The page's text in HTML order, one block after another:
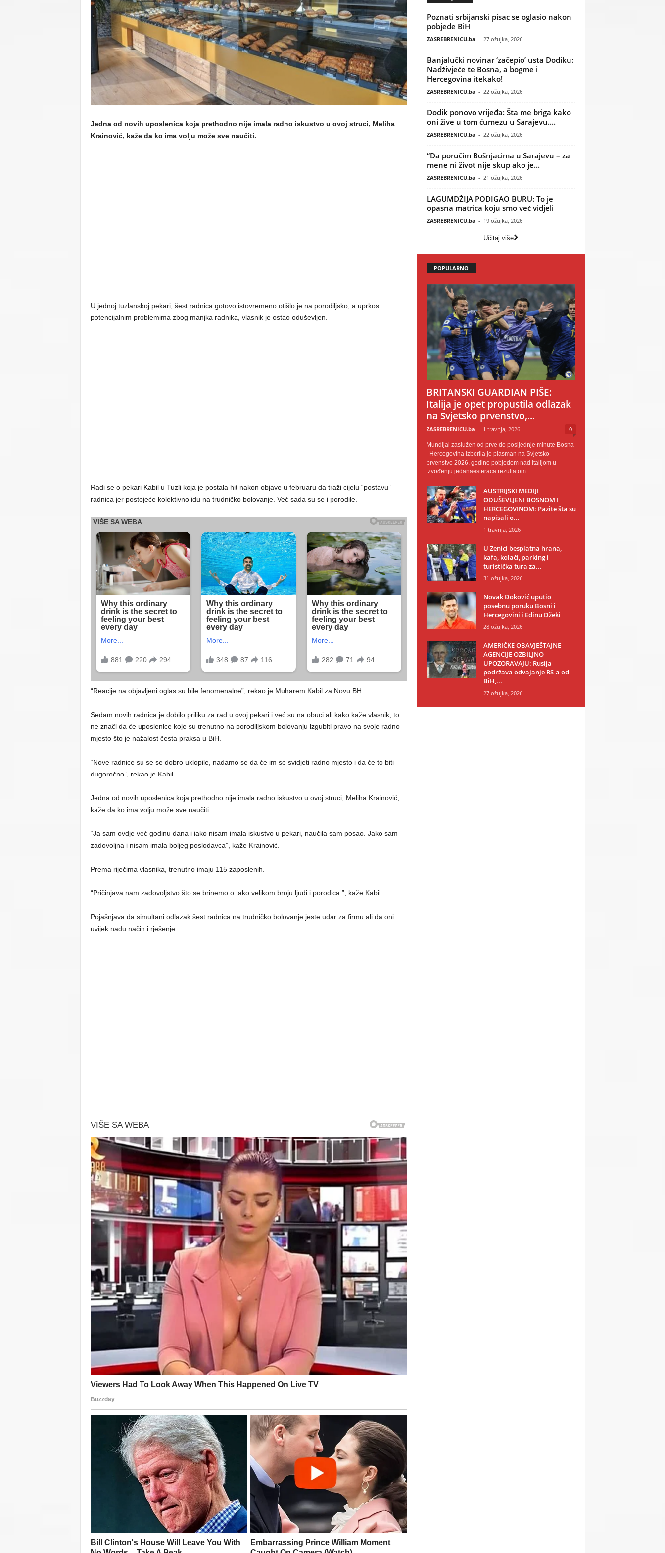
C
U
Jedna od novih uposlenica koja prethodno nije imala radno iskustvo u ovoj struci, Meliha
Krainović, kaže da ko ima volju može sve naučiti.
U jednoj tuzlanskoj pekari, šest radnica gotovo istovremeno otišlo je na porodiljsko, a uprkos
potencijalnim problemima zbog manjka radnika, vlasnik je ostao oduševljen.
Radi se o pekari Kabil u Tuzli koja je postala hit nakon objave u februaru da traži cijelu “postavu”
radnica jer postojeće kolektivno idu na trudničko bolovanje. Već sada su se i porodile.
“Reacije na objavljeni oglas su bile fenomenalne”, rekao je Muharem Kabil za Novu BH.
Sedam novih radnica je dobilo priliku za rad u ovoj pekari i već su na obuci ali kako kaže vlasnik, to
ne znači da će uposlenice koje su trenutno na porodiljskom bolovanju izgubiti pravo na svoje radno
mjesto što je nažalost česta praksa u BiH.
“Nove radnice su se se dobro uklopile, nadamo se da će im se svidjeti radno mjesto i da će to biti
dugoročno”, rekao je Kabil.
Jedna od novih uposlenica koja prethodno nije imala radno iskustvo u ovoj struci, Meliha Krainović,
kaže da ko ima volju može sve naučiti.
“Ja sam ovdje već godinu dana i iako nisam imala iskustvo u pekari, naučila sam posao. Jako sam
zadovoljna i nisam imala boljeg poslodavca”, kaže Krainović.
Prema riječima vlasnika, trenutno imaju 115 zaposlenih.
“Pričinjava nam zadovoljstvo što se brinemo o tako velikom broju ljudi i porodica.”, kaže Kabil.
Pojašnjava da simultani odlazak šest radnica na trudničko bolovanje jeste udar za firmu ali da oni
uvijek nađu način i rješenje.
Poznati srbijanski pisac se oglasio nakon
pobjede BiH
ZASREBRENICU.ba - 27 ožujka, 2026
Banjalučki novinar ‘začepio’ usta Dodiku:
Nadživjeće te Bosna, a bogme i
Hercegovina itekako!
ZASREBRENICU.ba - 22 ožujka, 2026
Dodik ponovo vrijeđa: Šta me briga kako
oni žive u tom ćumezu u Sarajevu....
ZASREBRENICU.ba - 22 ožujka, 2026
“Da poručim Bošnjacima u Sarajevu – za
mene ni život nije skup ako je...
ZASREBRENICU.ba - 21 ožujka, 2026
LAGUMDŽIJA PODIGAO BURU: To je
opasna matrica koju smo već vidjeli
ZASREBRENICU.ba - 19 ožujka, 2026
Učitaj više
POPULARNO
BRITANSKI GUARDIAN PIŠE:
Italija je opet propustila odlazak
na Svjetsko prvenstvo,...
ZASREBRENICU.ba - 1 travnja, 2026 0
Mundijal zaslužen od prve do posljednje minute Bosna
i Hercegovina izborila je plasman na Svjetsko
prvenstvo 2026. godine pobjedom nad Italijom u
izvođenju jedanaesteraca rezultatom...
AUSTRIJSKI MEDIJI
ODUŠEVLJENI BOSNOM I
HERCEGOVINOM: Pazite šta su
napisali o...
1 travnja, 2026
U Zenici besplatna hrana,
kafa, kolači, parking i
turistička tura za...
31 ožujka, 2026
Novak Đoković uputio
posebnu poruku Bosni i
Hercegovini i Edinu Džeki
28 ožujka, 2026
AMERIČKE OBAVJEŠTAJNE
AGENCIJE OZBILJNO
UPOZORAVAJU: Rusija
podržava odvajanje RS-a od
BiH,...
27 ožujka, 2026